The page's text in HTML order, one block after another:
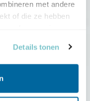
met andere
of die ze hebben
Details tonen